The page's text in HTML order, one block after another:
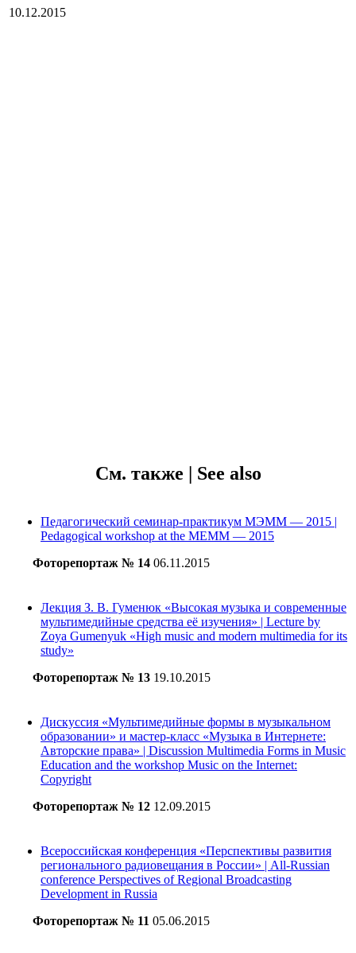
10.12.2015
См. также | See also
Педагогический семинар-практикум МЭММ — 2015 |
Pedagogical workshop at the MEMM — 2015
Фоторепортаж № 14 06.11.2015
Лекция З. В. Гуменюк «Высокая музыка и современные
мультимедийные средства её изучения» | Lecture by
Zoya Gumenyuk «High music аnd modern multimedia for its
study»
Фоторепортаж № 13 19.10.2015
Дискуссия «Мультимедийные формы в музыкальном
образовании» и мастер-класс «Музыка в Интернете:
Авторские права» | Discussion Multimedia Forms in Music
Education and the workshop Music on the Internet:
Copyright
Фоторепортаж № 12 12.09.2015
Всероссийская конференция «Перспективы развития
регионального радиовещания в России» | All-Russian
conference Perspectives of Regional Broadcasting
Development in Russia
Фоторепортаж № 11 05.06.2015